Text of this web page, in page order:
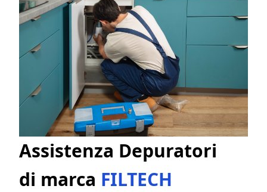
Assistenza Depuratori
di marca FILTECH